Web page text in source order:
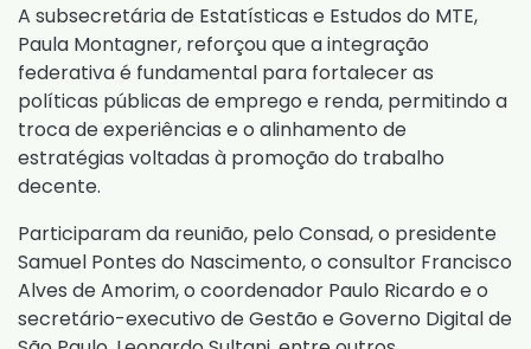
A subsecretária de Estatísticas e Estudos do MTE,
Paula Montagner, reforçou que a integração
federativa é fundamental para fortalecer as
políticas públicas de emprego e renda, permitindo a
troca de experiências e o alinhamento de
estratégias voltadas à promoção do trabalho
decente.
Participaram da reunião, pelo Consad, o presidente
Samuel Pontes do Nascimento, o consultor Francisco
Alves de Amorim, o coordenador Paulo Ricardo e o
secretário-executivo de Gestão e Governo Digital de